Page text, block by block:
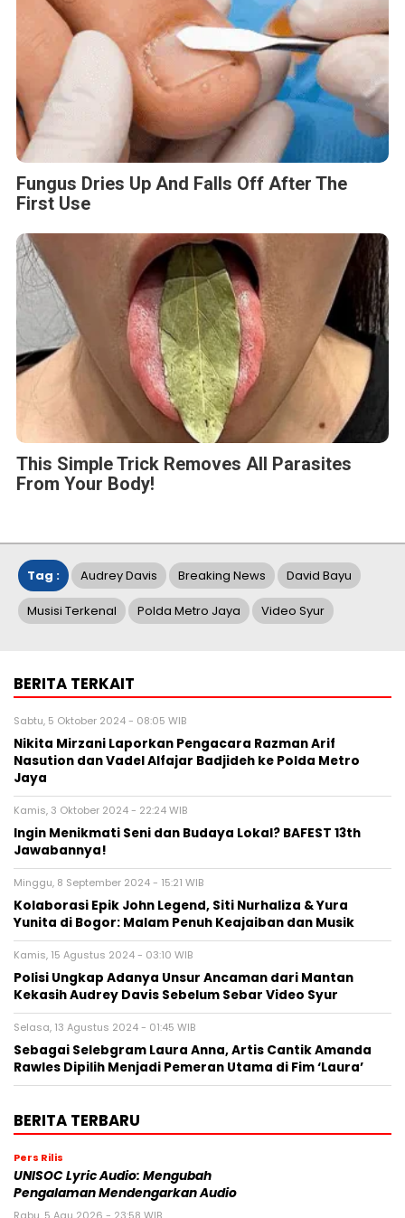
Fungus Dries Up And Falls Off After The
First Use
This Simple Trick Removes All Parasites
From Your Body!
Tag : Audrey Davis Breaking News David Bayu
Musisi Terkenal Polda Metro Jaya Video Syur
BERITA TERKAIT
Sabtu, 5 Oktober 2024 - 08:05 WIB
Nikita Mirzani Laporkan Pengacara Razman Arif
Nasution dan Vadel Alfajar Badjideh ke Polda Metro
Jaya
Kamis, 3 Oktober 2024 - 22:24 WIB
Ingin Menikmati Seni dan Budaya Lokal? BAFEST 13th
Jawabannya!
Minggu, 8 September 2024 - 15:21 WIB
Kolaborasi Epik John Legend, Siti Nurhaliza & Yura
Yunita di Bogor: Malam Penuh Keajaiban dan Musik
Kamis, 15 Agustus 2024 - 03:10 WIB
Polisi Ungkap Adanya Unsur Ancaman dari Mantan
Kekasih Audrey Davis Sebelum Sebar Video Syur
Selasa, 13 Agustus 2024 - 01:45 WIB
Sebagai Selebgram Laura Anna, Artis Cantik Amanda
Rawles Dipilih Menjadi Pemeran Utama di Fim ‘Laura’
BERITA TERBARU
Pers Rilis
UNISOC Lyric Audio: Mengubah
Pengalaman Mendengarkan Audio
Rabu, 5 Agu 2026 - 23:58 WIB